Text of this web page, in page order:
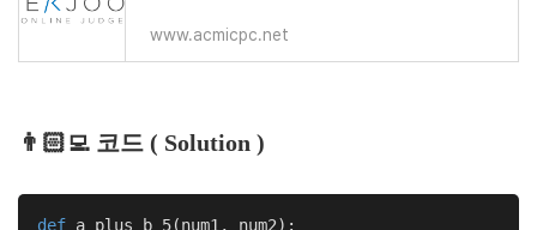
www.acmicpc.net
👨🏻‍💻 코드 ( Solution )
def a_plus_b_5(num1, num2) :